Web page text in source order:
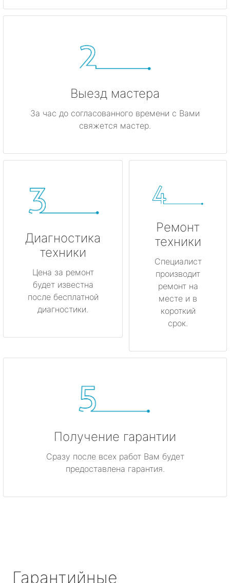
Выезд мастера
За час до согласованного времени с Вами
свяжется мастер.
Диагностика
техники
Цена за ремонт
будет известна
после бесплатной
диагностики.
Ремонт
техники
Специалист
производит
ремонт на
месте и в
короткий
срок.
Получение гарантии
Сразу после всех работ Вам будет
предоставлена гарантия.
Гарантийные